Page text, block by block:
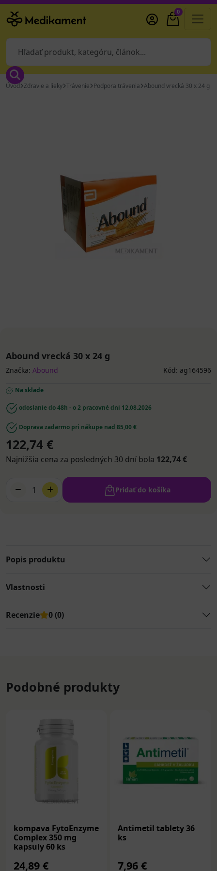
0
Úvod Zdravie a lieky Trávenie Podpora trávenia Abound vrecká 30 x 24 g
Abound vrecká 30 x 24 g
Značka: Abound Kód: ag164596
Na sklade
odoslanie do 48h - o 2 pracovné dni 12.08.2026
Doprava zadarmo pri nákupe nad 85,00 €
122,74 €
Najnižšia cena za posledných 30 dní bola 122,74 €
1 Pridať do košíka
Popis produktu
Vlastnosti
Recenzie 0 (0)
Podobné produkty
kompava FytoEnzyme
Complex 350 mg
kapsuly 60 ks
24,89 €
Antimetil tablety 36
ks
7,96 €